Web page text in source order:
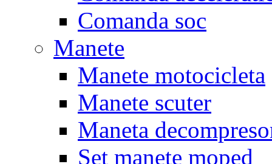
Comanda soc
Manete
Manete motocicleta
Manete scuter
Maneta
Set manete moped